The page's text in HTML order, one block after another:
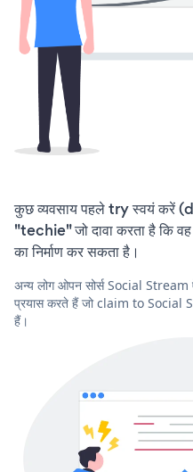
कुछ व्यवसाय पहले try स्वयं करें
"techie" जो दावा करता है
का निर्माण कर सकता है।
अन्य लोग ओपन सोर्स Social
प्रयास करते हैं जो claim to
हैं।